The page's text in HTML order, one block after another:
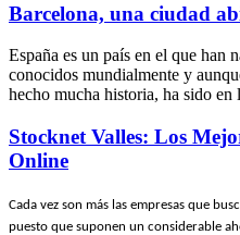
Barcelona, una ciudad
España es un país en el que han
conocidos mundialmente y
hecho mucha historia, ha sido en
Stocknet Valles: Los
Online
Cada vez son más las empresas que
puesto que suponen un considerable